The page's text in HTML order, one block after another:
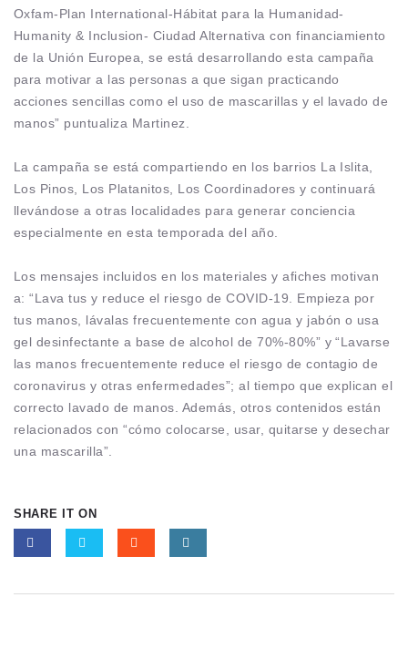
Oxfam-Plan International-Hábitat para la Humanidad-
Humanity & Inclusion- Ciudad Alternativa con financiamiento
de la Unión Europea, se está desarrollando esta campaña
para motivar a las personas a que sigan practicando
acciones sencillas como el uso de mascarillas y el lavado de
manos” puntualiza Martinez.
La campaña se está compartiendo en los barrios La Islita,
Los Pinos, Los Platanitos, Los Coordinadores y continuará
llevándose a otras localidades para generar conciencia
especialmente en esta temporada del año.
Los mensajes incluidos en los materiales y afiches motivan
a: “Lava tus y reduce el riesgo de COVID-19. Empieza por
tus manos, lávalas frecuentemente con agua y jabón o usa
gel desinfectante a base de alcohol de 70%-80%” y “Lavarse
las manos frecuentemente reduce el riesgo de contagio de
coronavirus y otras enfermedades”; al tiempo que explican el
correcto lavado de manos. Además, otros contenidos están
relacionados con “cómo colocarse, usar, quitarse y desechar
una mascarilla”.
SHARE IT ON